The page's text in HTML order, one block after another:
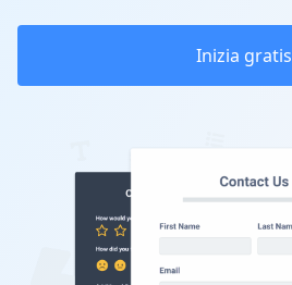
Inizia gratis